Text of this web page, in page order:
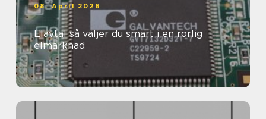
08. April 2026
Elavtal så väljer du smart i en rörlig
elmarknad